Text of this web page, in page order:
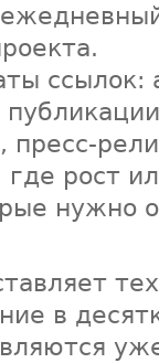
ссылок:
пресс-
рост
нужно
в